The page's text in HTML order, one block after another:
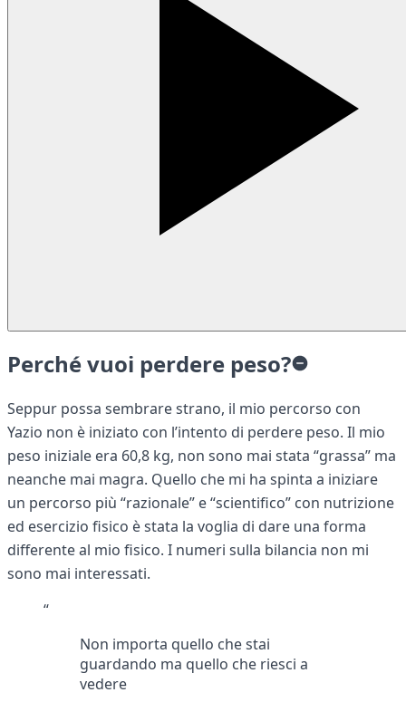
Perché vuoi perdere peso?
Seppur possa sembrare strano, il mio percorso con
Yazio non è iniziato con l’intento di perdere peso. Il mio
peso iniziale era 60,8 kg, non sono mai stata “grassa” ma
neanche mai magra. Quello che mi ha spinta a iniziare
un percorso più “razionale” e “scientifico” con nutrizione
ed esercizio fisico è stata la voglia di dare una forma
differente al mio fisico. I numeri sulla bilancia non mi
sono mai interessati.
“
Non importa quello che stai
guardando ma quello che riesci a
vedere